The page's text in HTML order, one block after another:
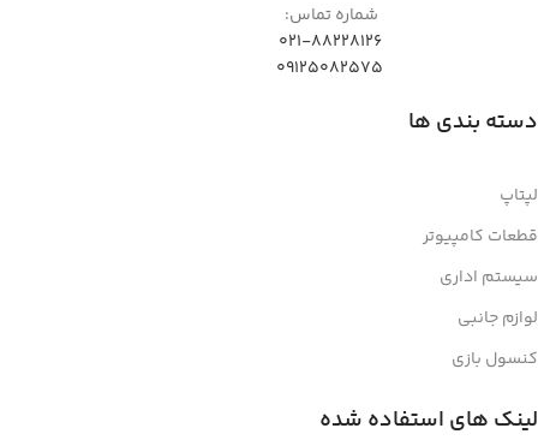
شماره تماس:
021-88228126
09125082575
دسته بندی ها
لپتاپ
قطعات کامپیوتر
سیستم اداری
لوازم جانبی
کنسول بازی
لینک های استفاده شده